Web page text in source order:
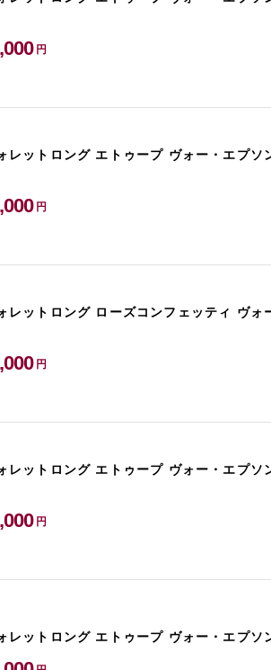
円
レットロング エトゥープ ヴォー・エプソ
円
レットロング ローズコンフェッティ ヴォ
円
レットロング エトゥープ ヴォー・エプソ
円
レットロング エトゥープ ヴォー・エプソ